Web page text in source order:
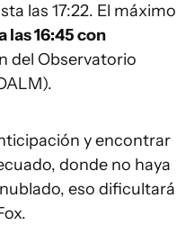
las 17:22. El máximo
las 16:45 con
del Observatorio
y encontrar
donde no haya
eso dificultará